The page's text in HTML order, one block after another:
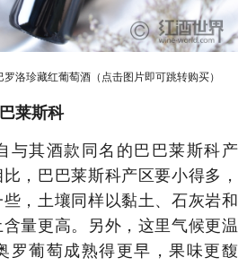
洛珍藏红葡萄酒（点击图片即可跳转购买）
莱斯科
与其酒款同名的巴巴莱斯科产
，巴巴莱斯科产区要小得多，
，土壤同样以黏土、石灰岩和
量更高。另外，这里气候更温
罗葡萄成熟得更早，果味更馥